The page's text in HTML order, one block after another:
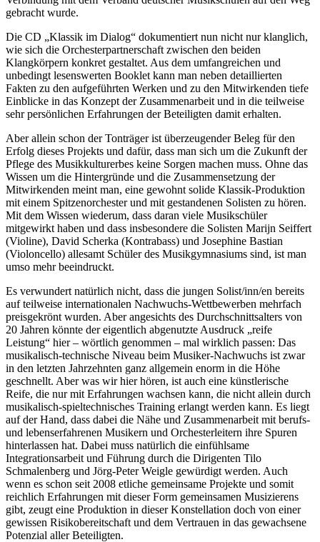
gebracht wurde.
Die CD „Klassik im Dialog“ dokumentiert nun nicht nur klanglich,
wie sich die Orchesterpartnerschaft zwischen den beiden
Klangkörpern konkret gestaltet. Aus dem umfangreichen und
unbedingt lesenswerten Booklet kann man neben detaillierten
Fakten zu den aufgeführten Werken und zu den Mitwirkenden tiefe
Einblicke in das Konzept der Zusammenarbeit und in die teilweise
sehr persönlichen Erfahrungen der Beteiligten damit erhalten.
Aber allein schon der Tonträger ist überzeugender Beleg für den
Erfolg dieses Projekts und dafür, dass man sich um die Zukunft der
Pflege des Musikkulturerbes keine Sorgen machen muss. Ohne das
Wissen um die Hintergründe und die Zusammensetzung der
Mitwirkenden meint man, eine gewohnt solide Klassik-Produktion
mit einem Spitzenorchester und mit gestandenen Solisten zu hören.
Mit dem Wissen wiederum, dass daran viele Musikschüler
mitgewirkt haben und dass insbesondere die Solisten Marijn Seiffert
(Violine), David Scherka (Kontrabass) und Josephine Bastian
(Violoncello) allesamt Schüler des Musikgymnasiums sind, ist man
umso mehr beeindruckt.
Es verwundert natürlich nicht, dass die jungen Solist/inn/en bereits
auf teilweise internationalen Nachwuchs-Wettbewerben mehrfach
preisgekrönt wurden. Aber angesichts des Durchschnittsalters von
20 Jahren könnte der eigentlich abgenutzte Ausdruck „reife
Leistung“ hier – wörtlich genommen – mal wirklich passen: Das
musikalisch-technische Niveau beim Musiker-Nachwuchs ist zwar
in den letzten Jahrzehnten ganz allgemein enorm in die Höhe
geschnellt. Aber was wir hier hören, ist auch eine künstlerische
Reife, die nur mit Erfahrungen wachsen kann, die nicht allein durch
musikalisch-spieltechnisches Training erlangt werden kann. Es liegt
auf der Hand, dass dabei die Nähe und Zusammenarbeit mit berufs-
und lebenserfahrenen Musikern und Orchesterleitern ihre Spuren
hinterlassen hat. Dabei muss natürlich die einfühlsame
Integrationsarbeit und Führung durch die Dirigenten Tilo
Schmalenberg und Jörg-Peter Weigle gewürdigt werden. Auch
wenn es schon seit 2008 etliche gemeinsame Projekte und somit
reichlich Erfahrungen mit dieser Form gemeinsamen Musizierens
gibt, zeugt eine Produktion in dieser Konstellation doch von einer
gewissen Risikobereitschaft und dem Vertrauen in das gewachsene
Potenzial aller Beteiligten.